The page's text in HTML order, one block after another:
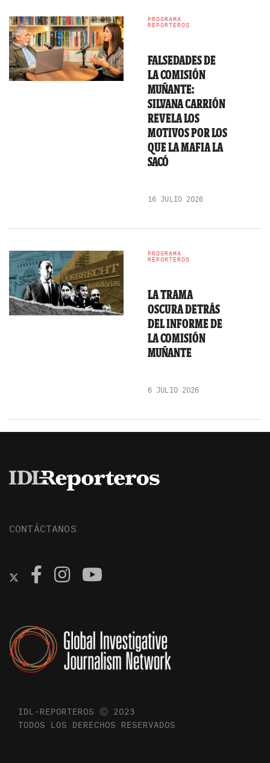
PROGRAMA
REPORTEROS
FALSEDADES DE
LA COMISIÓN
MUÑANTE:
SILVANA CARRIÓN
REVELA LOS
MOTIVOS POR LOS
QUE LA MAFIA LA
SACÓ
16 JULIO 2026
PROGRAMA
REPORTEROS
LA TRAMA
OSCURA DETRÁS
DEL INFORME DE
LA COMISIÓN
MUÑANTE
6 JULIO 2026
CONTÁCTANOS
IDL-REPORTEROS Ⓒ 2023
TODOS LOS DERECHOS RESERVADOS